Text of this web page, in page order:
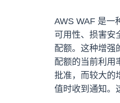
AWS WAF 是一
可用性、损害安
配额。这种增强
配额的当前利用
批准，而较大的
值时收到通知。